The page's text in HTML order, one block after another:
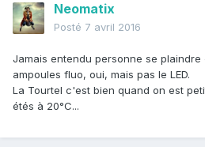
Neomatix
Posté 7 avril 2016
Jamais entendu personne se plaindre
ampoules fluo, oui, mais pas le LED.
La Tourtel c'est bien quand on est
étés à 20°C...